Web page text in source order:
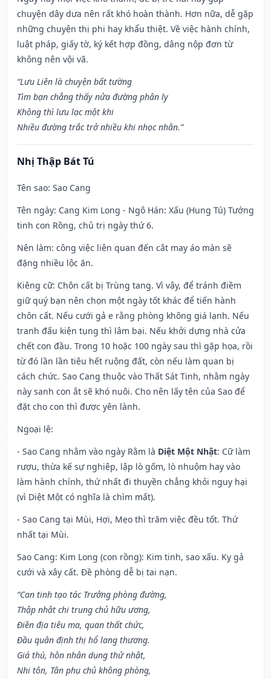
chuyện dây dưa nên rất khó hoàn thành. Hơn nữa, dễ gặp
những chuyện thị phi hay khẩu thiệt. Về việc hành chính,
luật pháp, giấy tờ, ký kết hợp đồng, dâng nộp đơn từ
không nên vội vã.
“Lưu Liên là chuyện bất tường
Tìm bạn chẳng thấy nửa đường phân ly
Không thì lưu lạc một khi
Nhiều đường trắc trở nhiều khi nhọc nhằn.”
Nhị Thập Bát Tú
Tên sao: Sao Cang
Tên ngày: Cang Kim Long - Ngô Hán: Xấu (Hung Tú) Tướng
tinh con Rồng, chủ trị ngày thứ 6.
Nên làm: công việc liên quan đến cắt may áo màn sẽ
đặng nhiều lộc ăn.
Kiêng cữ: Chôn cất bị Trùng tang. Vì vậy, để tránh điềm
giữ quý bạn nên chọn một ngày tốt khác để tiến hành
chôn cất. Nếu cưới gả e rằng phòng không giá lạnh. Nếu
tranh đấu kiện tụng thì lâm bại. Nếu khởi dựng nhà cửa
chết con đầu. Trong 10 hoặc 100 ngày sau thì gặp họa, rồi
từ đó lần lần tiêu hết ruộng đất, còn nếu làm quan bị
cách chức. Sao Cang thuộc vào Thất Sát Tinh, nhằm ngày
này sanh con ắt sẽ khó nuôi. Cho nên lấy tên của Sao để
đặt cho con thì được yên lành.
Ngoại lệ:
- Sao Cang nhằm vào ngày Rằm là Diệt Một Nhật: Cữ làm
rượu, thừa kế sự nghiệp, lập lò gốm, lò nhuộm hay vào
làm hành chính, thứ nhất đi thuyền chẳng khỏi nguy hại
(vì Diệt Một có nghĩa là chìm mất).
- Sao Cang tại Mùi, Hợi, Mẹo thì trăm việc đều tốt. Thứ
nhất tại Mùi.
Sao Cang: Kim Long (con rồng): Kim tinh, sao xấu. Kỵ gả
cưới và xây cất. Đề phòng dễ bị tai nạn.
“Can tinh tạo tác Trưởng phòng đường,
Thập nhật chi trung chủ hữu ương,
Điền địa tiêu ma, quan thất chức,
Đầu quân định thị hổ lang thương.
Giá thú, hôn nhân dụng thử nhật,
Nhi tôn, Tân phụ chủ không phòng,